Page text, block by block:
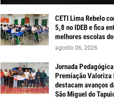
CETI Lima Rebelo
5,8 no IDEB e fica
melhores escolas
agosto 06, 2026
Jornada
Premiação Valoriza
destacam avanços
São Miguel do